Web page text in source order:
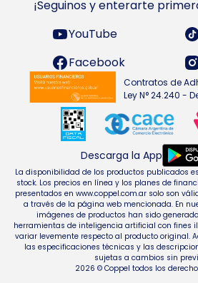
Smarts TVs y accesorios
Electrodomésticos
Heladeras y freezers
¡Seguinos y enterarte
YouTube
Facebook
Contratos de
Ley N° 24.240 -
Descarga la App
La disponibilidad de los productos publicados
stock. Los precios en línea y los planes de
presentados en www.coppel.com.ar solo son
a través de la página web mencionada. En
imágenes de productos han sido
herramientas de inteligencia artificial con fines
variar levemente respecto al producto original.
las especificaciones técnicas y las
sujetas a cambios sin
2026 © Coppel todos los